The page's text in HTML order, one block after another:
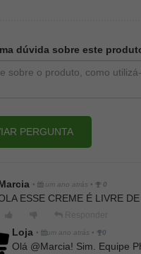
dúvida sobre este
PERGUNTA
• um ano atrás • 0
ESSE CREME É LIVRE
Loja • um ano atrás • 0
Olá @Marcia! Sim. Equipe